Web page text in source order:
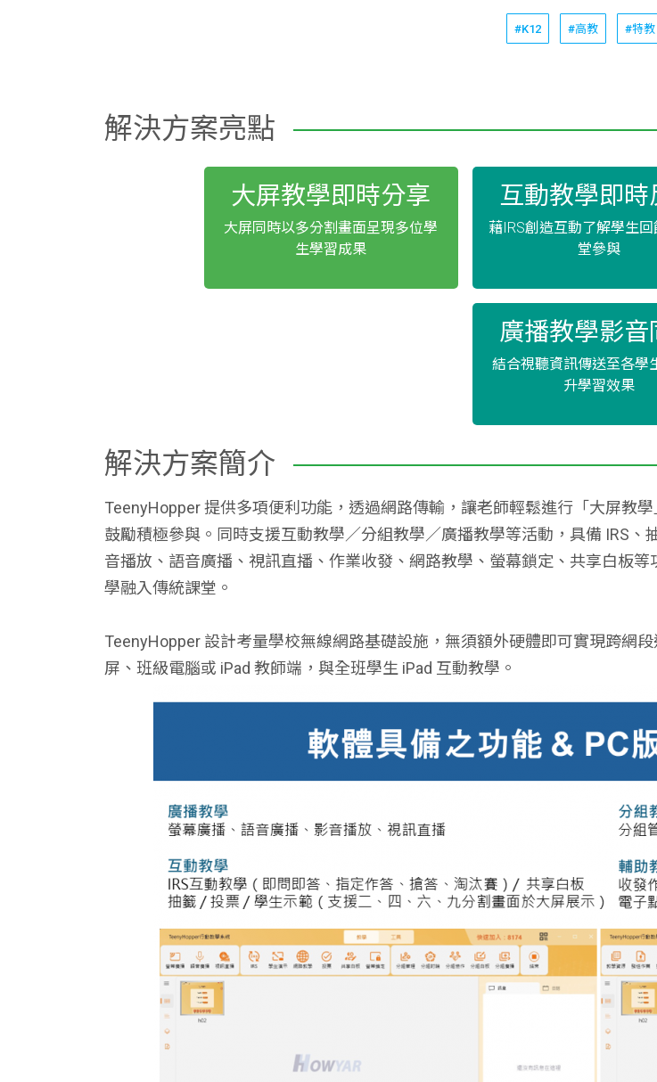
#K12 #高教 #特教
解決方案亮點
大屏教學即時分享
大屏同時以多分割畫面呈現多位學
生學習成果
互動教學即時
藉IRS創造互動了解學生
堂參與
廣播教學影音
結合視聽資訊傳送至各學
升學習效果
解決方案簡介
TeenyHopper 提供多項便利功能，透過網路傳輸，讓老師輕鬆進行「大屏教
鼓勵積極參與。同時支援互動教學／分組教學／廣播教學等活動，具備 IRS
音播放、語音廣播、視訊直播、作業收發、網路教學、螢幕鎖定、共享白板
學融入傳統課堂。
TeenyHopper 設計考量學校無線網路基礎設施，無須額外硬體即可實現跨網
屏、班級電腦或 iPad 教師端，與全班學生 iPad 互動教學。